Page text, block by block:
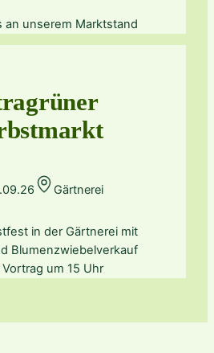
an unserem Marktstand
Gärtnerei
in der Gärtnerei mit
Blumenzwiebelverkauf
um 15 Uhr